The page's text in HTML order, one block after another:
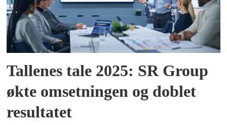
Tallenes tale 2025: SR Group
økte omsetningen og doblet
resultatet